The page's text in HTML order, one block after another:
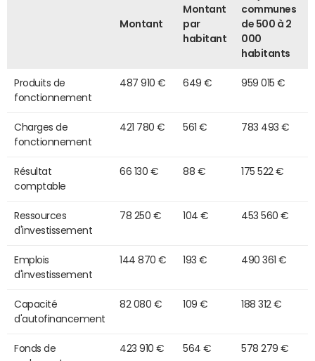
Montant
Montant
par
habitant
communes
de 500 à 2
000
habitants
Produits de
fonctionnement
487 910 € 649 € 959 015 €
Charges de
fonctionnement
421 780 € 561 € 783 493 €
Résultat
comptable
66 130 € 88 € 175 522 €
Ressources
d'investissement
78 250 € 104 € 453 560 €
Emplois
d'investissement
144 870 € 193 € 490 361 €
Capacité
d'autofinancement
82 080 € 109 € 188 312 €
Fonds de
423 910 € 564 € 578 279 €